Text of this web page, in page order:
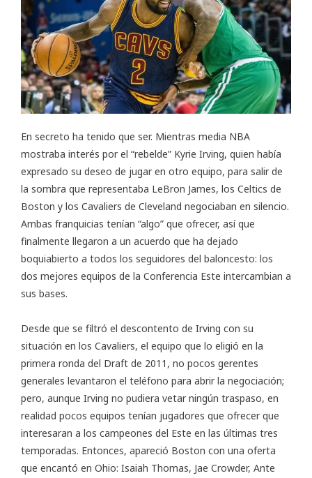
En secreto ha tenido que ser. Mientras media NBA
mostraba interés por el “rebelde” Kyrie Irving, quien había
expresado su deseo de jugar en otro equipo, para salir de
la sombra que representaba LeBron James, los Celtics de
Boston y los Cavaliers de Cleveland negociaban en silencio.
Ambas franquicias tenían “algo” que ofrecer, así que
finalmente llegaron a un acuerdo que ha dejado
boquiabierto a todos los seguidores del baloncesto: los
dos mejores equipos de la Conferencia Este intercambian a
sus bases.
Desde que se filtró el descontento de Irving con su
situación en los Cavaliers, el equipo que lo eligió en la
primera ronda del Draft de 2011, no pocos gerentes
generales levantaron el teléfono para abrir la negociación;
pero, aunque Irving no pudiera vetar ningún traspaso, en
realidad pocos equipos tenían jugadores que ofrecer que
interesaran a los campeones del Este en las últimas tres
temporadas. Entonces, apareció Boston con una oferta
que encantó en Ohio: Isaiah Thomas, Jae Crowder, Ante